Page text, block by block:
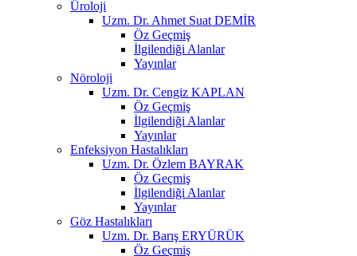
Üroloji
Uzm. Dr. Ahmet Suat DEMİR
Öz Geçmiş
İlgilendiği Alanlar
Yayınlar
Nöroloji
Uzm. Dr. Cengiz KAPLAN
Öz Geçmiş
İlgilendiği Alanlar
Yayınlar
Enfeksiyon Hastalıkları
Uzm. Dr. Özlem BAYRAK
Öz Geçmiş
İlgilendiği Alanlar
Yayınlar
Göz Hastalıkları
Uzm. Dr. Barış ERYÜRÜK
Öz Geçmiş